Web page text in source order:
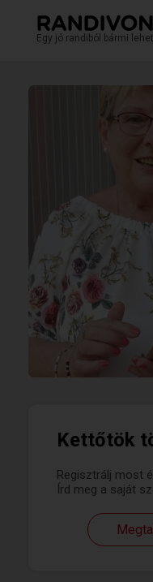
Egy jó randiból bármi
Kettőtök
Regisztrálj most
Írd meg a saját